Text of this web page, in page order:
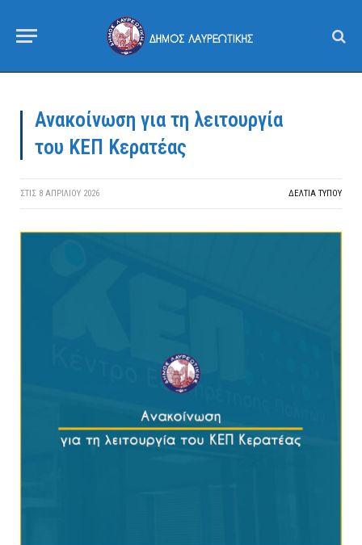
Ανακοίνωση για τη λειτουργία
του ΚΕΠ Κερατέας
ΣΤΙΣ 8 ΑΠΡΙΛΊΟΥ 2026 ΔΕΛΤΙΑ ΤΥΠΟΥ